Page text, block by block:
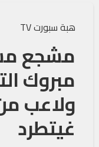
هبة سبورت TV
مشجع
مبروك
ولاعب
غيتطرد